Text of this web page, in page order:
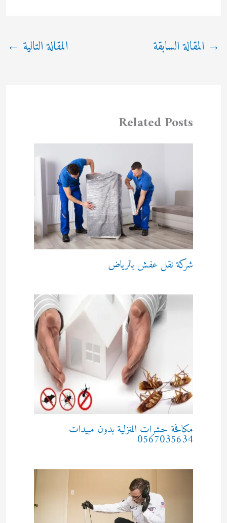
→ المقالة السابقة المقالة التالية ←
Related Posts
شركة نقل عفش بالرياض
مكافحة حشرات المنزلية بدون مبيدات
0567035634